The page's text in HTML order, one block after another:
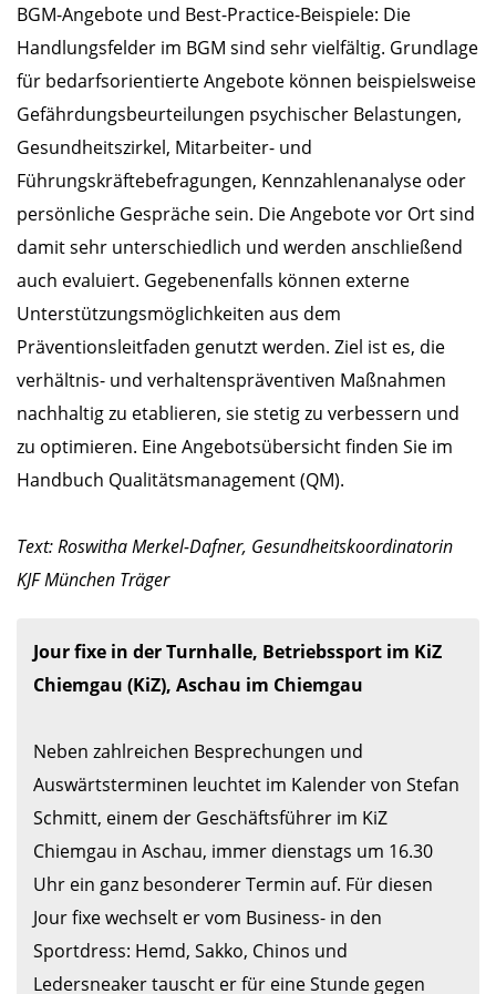
BGM-Angebote und Best-Practice-Beispiele: Die
Handlungsfelder im BGM sind sehr vielfältig. Grundlage
für bedarfsorientierte Angebote können beispielsweise
Gefährdungsbeurteilungen psychischer Belastungen,
Gesundheitszirkel, Mitarbeiter- und
Führungskräftebefragungen, Kennzahlenanalyse oder
persönliche Gespräche sein. Die Angebote vor Ort sind
damit sehr unterschiedlich und werden anschließend
auch evaluiert. Gegebenenfalls können externe
Unterstützungsmöglichkeiten aus dem
Präventionsleitfaden genutzt werden. Ziel ist es, die
verhältnis- und verhaltenspräventiven Maßnahmen
nachhaltig zu etablieren, sie stetig zu verbessern und
zu optimieren. Eine Angebotsübersicht finden Sie im
Handbuch Qualitätsmanagement (QM).
Text: Roswitha Merkel-Dafner, Gesundheitskoordinatorin
KJF München Träger
Jour fixe in der Turnhalle, Betriebssport im KiZ
Chiemgau (KiZ), Aschau im Chiemgau
Neben zahlreichen Besprechungen und
Auswärtsterminen leuchtet im Kalender von Stefan
Schmitt, einem der Geschäftsführer im KiZ
Chiemgau in Aschau, immer dienstags um 16.30
Uhr ein ganz besonderer Termin auf. Für diesen
Jour fixe wechselt er vom Business- in den
Sportdress: Hemd, Sakko, Chinos und
Ledersneaker tauscht er für eine Stunde gegen